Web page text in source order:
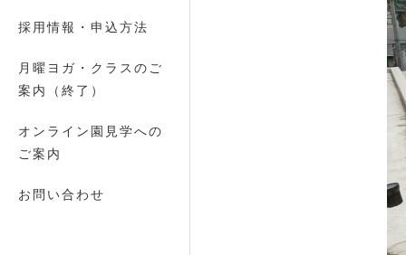
採用情報・申込方法
月曜ヨガ・クラスのご
案内（終了）
オンライン園見学への
ご案内
お問い合わせ